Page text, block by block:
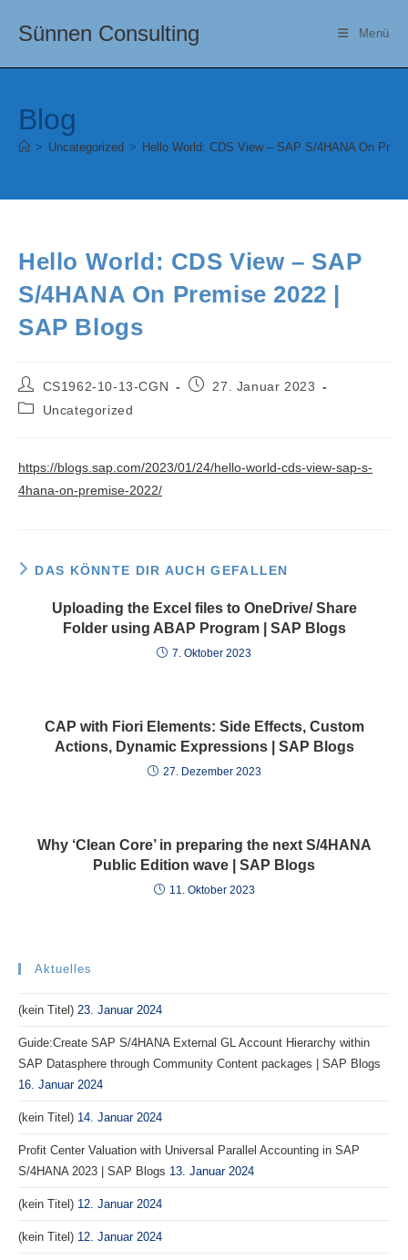
InhaltSünnen Consulting Menü
Blog
> Uncategorized > Hello World: CDS View – SAP S/4HANA On
Hello World: CDS View – SAP
S/4HANA On Premise 2022 |
SAP Blogs
Beitrags-
Autor:
CS1962-10-13-CGN
Beitrag27. Januar 2023
Beitrags-Uncategorized
https://blogs.sap.com/2023/01/24/hello-world-cds-view-sap-s-
4hana-on-premise-2022/
DAS KÖNNTE DIR AUCH GEFALLEN
Uploading the Excel files to OneDrive/ Share
Folder using ABAP Program | SAP Blogs
7. Oktober 2023
CAP with Fiori Elements: Side Effects, Custom
Actions, Dynamic Expressions | SAP Blogs
27. Dezember 2023
Why ‘Clean Core’ in preparing the next S/4HANA
Public Edition wave | SAP Blogs
11. Oktober 2023
Aktuelles
(kein Titel) 23. Januar 2024
Guide:Create SAP S/4HANA External GL Account Hierarchy within
SAP Datasphere through Community Content packages | SAP Blogs
16. Januar 2024
(kein Titel) 14. Januar 2024
Profit Center Valuation with Universal Parallel Accounting in SAP
S/4HANA 2023 | SAP Blogs 13. Januar 2024
(kein Titel) 12. Januar 2024
(kein Titel) 12. Januar 2024